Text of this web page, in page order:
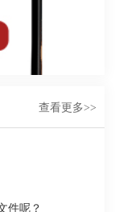
查看更多>>
件呢？